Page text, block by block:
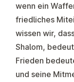
wenn ein
friedliches
wissen wir,
Shalom,
Frieden
und seine